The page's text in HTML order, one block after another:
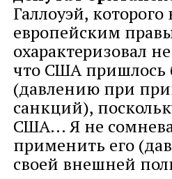
Галлоуэй,
европейским
охарактеризовал
что США пришлось
(давлению при
санкций),
США... Я не
применить его
своей внешней